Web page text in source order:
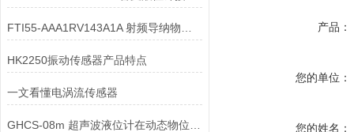
HK2250振动传感器产品特点
一文看懂电涡流传感器
产品：
您的单位：
您的姓名：